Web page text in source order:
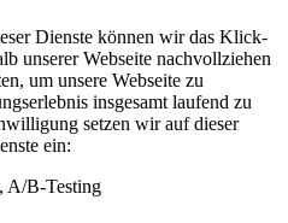
Dienste können wir das Klick-
unserer Webseite nachvollziehen
um unsere Webseite zu
insgesamt laufend zu
setzen wir auf dieser
ein:
A/B-Testing